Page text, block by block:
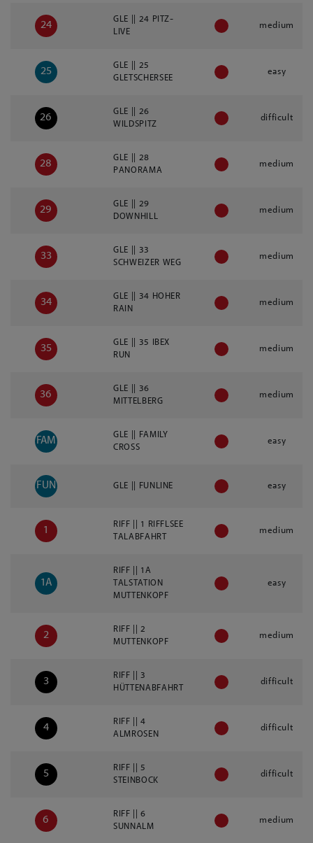
24
GLE || 24 PITZ-
LIVE
medium
25
GLE || 25
GLETSCHERSEE
easy
26
GLE || 26
WILDSPITZ
difficult
28
GLE || 28
PANORAMA
medium
29
GLE || 29
DOWNHILL
medium
33
GLE || 33
SCHWEIZER WEG
medium
34
GLE || 34 HOHER
RAIN
medium
35
GLE || 35 IBEX
RUN
medium
36
GLE || 36
MITTELBERG
medium
FAM
GLE || FAMILY
CROSS
easy
FUN GLE || FUNLINE easy
1
RIFF || 1 RIFFLSEE
TALABFAHRT
medium
1A
RIFF || 1A
TALSTATION
MUTTENKOPF
easy
2
RIFF || 2
MUTTENKOPF
medium
3
RIFF || 3
HÜTTENABFAHRT
difficult
4
RIFF || 4
ALMROSEN
difficult
5
RIFF || 5
STEINBOCK
difficult
6
RIFF || 6
SUNNALM
medium